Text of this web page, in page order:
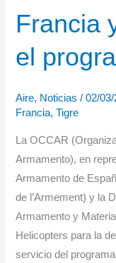
siguiente
del
NGWS/FCAS
Francia
el
Aire, Noticias /02/
Francia,Tigre
La OCCAR
Armamento), en
Armamento de
de l’Armement) y la
Armamento y
Helicopters para la
servicio del